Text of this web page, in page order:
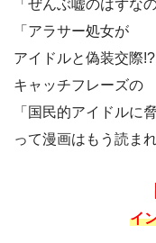
「ぜんぶ嘘のはずな
「アラサー処女が
アイドルと偽装交際
キャッチフレーズの
「国民的アイドルに
って漫画はもう読ま
イ